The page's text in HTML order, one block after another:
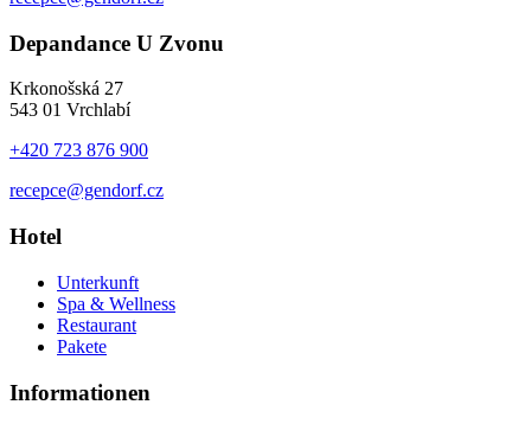
Depandance U Zvonu
Krkonošská 27
543 01 Vrchlabí
+420 723 876 900
recepce@gendorf.cz
Hotel
Unterkunft
Spa & Wellness
Restaurant
Pakete
Informationen